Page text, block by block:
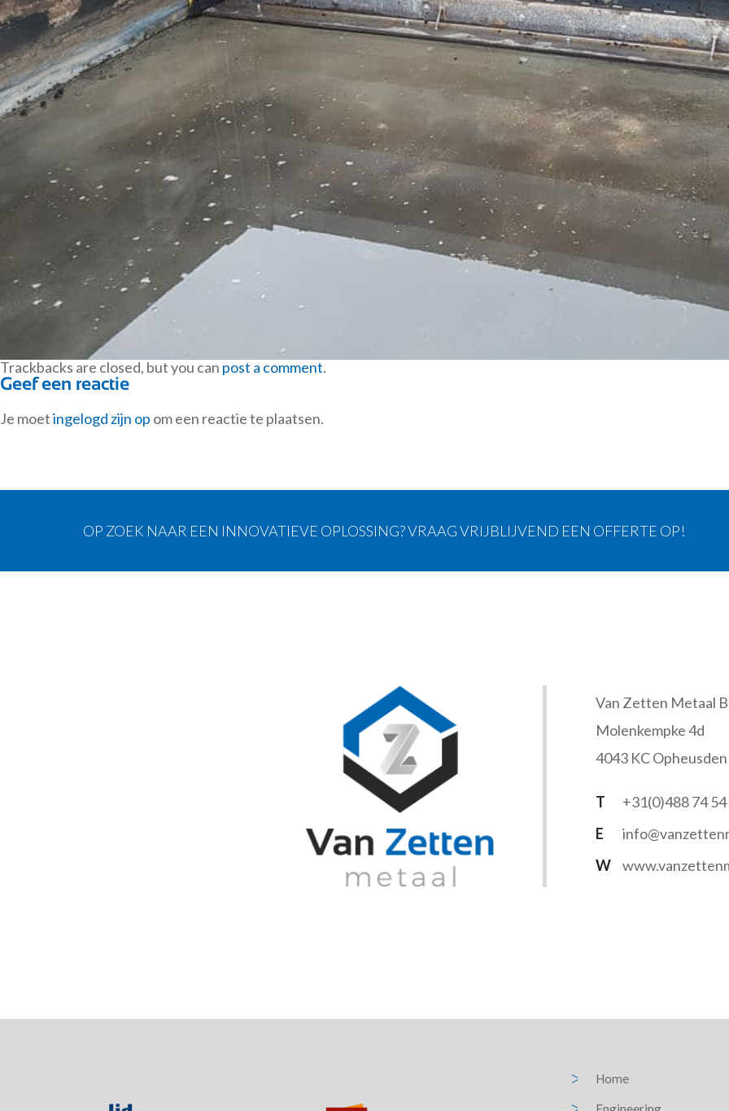
Trackbacks are closed, but you can post a comment.
Geef een reactie
Je moetingelogd zijn op om een reactie te plaatsen.
OP ZOEK NAAR EEN INNOVATIEVE OPLOSSING? VRAAG VRIJBLIJVEND EEN OFFERTE OP!
Van Zetten Metaal
Molenkempke 4d
4043 KC Opheusden
T
+31(0)488 74 54
E
W
Home